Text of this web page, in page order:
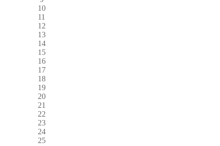
10
11
12
13
14
15
16
17
18
19
20
21
22
23
24
25